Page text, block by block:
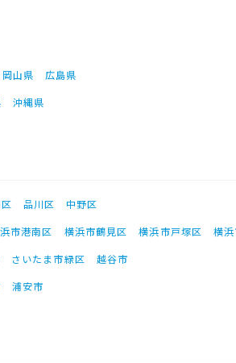
岡山県
広島県
沖縄県
品川区
中野区
市港南区 横浜市鶴見区 横浜市戸塚区
横
さいたま市緑区
越谷市
浦安市